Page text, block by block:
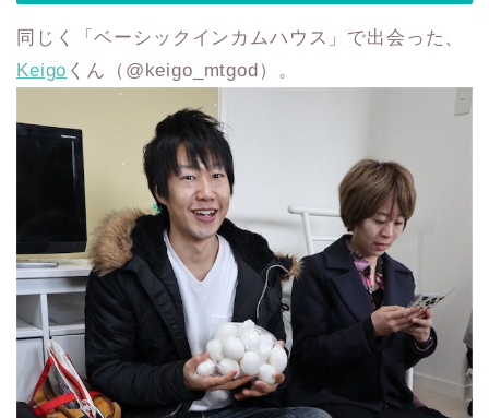
同じく「ベーシックインカムハウス」で出会った、
Keigo くん（‪@keigo_mtgod‬）。